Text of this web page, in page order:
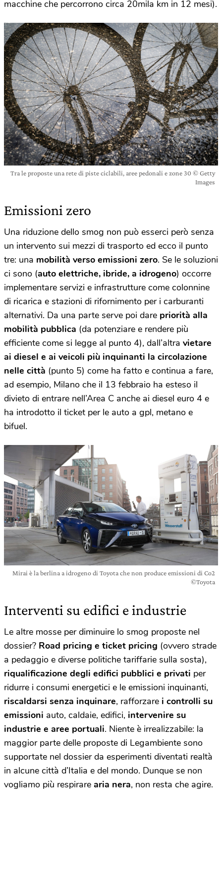
macchine che percorrono circa 20mila km in 12 mesi).
Tra le proposte una rete di piste ciclabili, aree pedonali e zone 30 © Getty
Images
Emissioni zero
Una riduzione dello smog non può esserci però senza
un intervento sui mezzi di trasporto ed ecco il punto
tre: una mobilità verso emissioni zero. Se le soluzioni
ci sono (auto elettriche, ibride, a idrogeno) occorre
implementare servizi e infrastrutture come colonnine
di ricarica e stazioni di rifornimento per i carburanti
alternativi. Da una parte serve poi dare priorità alla
mobilità pubblica (da potenziare e rendere più
efficiente come si legge al punto 4), dall’altra vietare
ai diesel e ai veicoli più inquinanti la circolazione
nelle città (punto 5) come ha fatto e continua a fare,
ad esempio, Milano che il 13 febbraio ha esteso il
divieto di entrare nell’Area C anche ai diesel euro 4 e
ha introdotto il ticket per le auto a gpl, metano e
bifuel.
Mirai è la berlina a idrogeno di Toyota che non produce emissioni di Co2
©Toyota
Interventi su edifici e industrie
Le altre mosse per diminuire lo smog proposte nel
dossier? Road pricing e ticket pricing (ovvero strade
a pedaggio e diverse politiche tariffarie sulla sosta),
riqualificazione degli edifici pubblici e privati per
ridurre i consumi energetici e le emissioni inquinanti,
riscaldarsi senza inquinare, rafforzare i controlli su
emissioni auto, caldaie, edifici, intervenire su
industrie e aree portuali. Niente è irrealizzabile: la
maggior parte delle proposte di Legambiente sono
supportate nel dossier da esperimenti diventati realtà
in alcune città d’Italia e del mondo. Dunque se non
vogliamo più respirare aria nera, non resta che agire.